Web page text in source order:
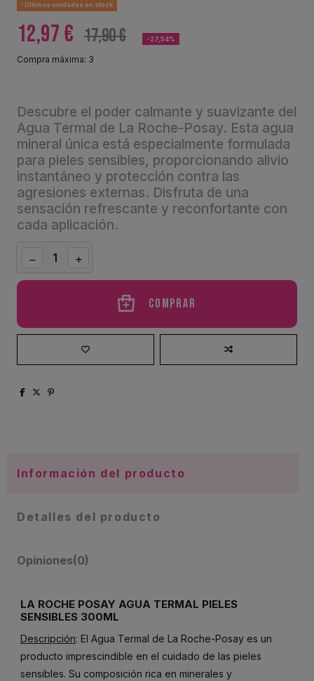
Últimas unidades en stock
12,97 € 17,90 € -27,54%
Compra máxima: 3
Descubre el poder calmante y suavizante del
Agua Termal de La Roche-Posay. Esta agua
mineral única está especialmente formulada
para pieles sensibles, proporcionando alivio
instantáneo y protección contra las
agresiones externas. Disfruta de una
sensación refrescante y reconfortante con
cada aplicación.
Comprar
Información del producto
Detalles del producto
Opiniones(0)
LA ROCHE POSAY AGUA TERMAL PIELES
SENSIBLES 300ML
Descripción: El Agua Termal de La Roche-Posay es un
producto imprescindible en el cuidado de las pieles
sensibles. Su composición rica en minerales y